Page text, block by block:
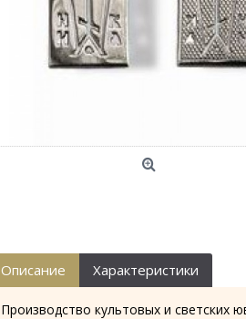
Описание Характеристики
Производство культовых и светских